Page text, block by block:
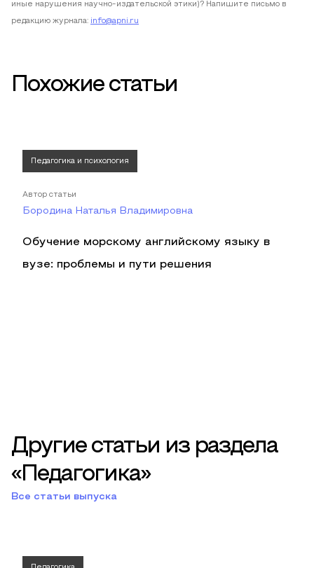
иные нарушения научно-издательской этики)? Напишите письмо в
редакцию журнала: info@apni.ru
Похожие статьи
Педагогика и психология
Автор статьи
Бородина Наталья Владимировна
Обучение морскому английскому языку в
вузе: проблемы и пути решения
Другие статьи из раздела
«Педагогика»
Все статьи выпуска